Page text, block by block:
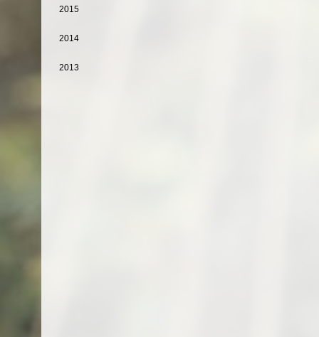
2015
2014
2013